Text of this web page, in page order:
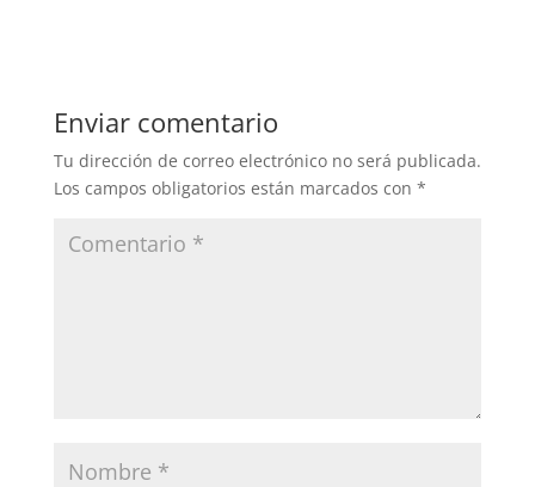
Enviar comentario
Tu dirección de correo electrónico no será publicada.
Los campos obligatorios están marcados con *